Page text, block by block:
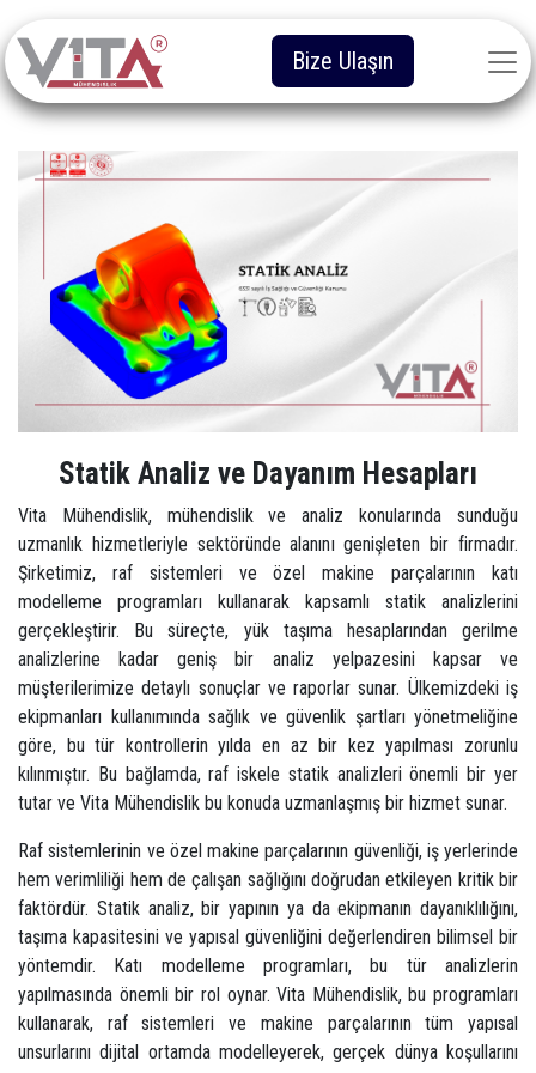
Bize Ulaşın
Statik Analiz ve Dayanım Hesapları
Vita Mühendislik, mühendislik ve analiz konularında sunduğu
uzmanlık hizmetleriyle sektöründe alanını genişleten bir firmadır.
Şirketimiz, raf sistemleri ve özel makine parçalarının katı
modelleme programları kullanarak kapsamlı statik analizlerini
gerçekleştirir. Bu süreçte, yük taşıma hesaplarından gerilme
analizlerine kadar geniş bir analiz yelpazesini kapsar ve
müşterilerimize detaylı sonuçlar ve raporlar sunar. Ülkemizdeki iş
ekipmanları kullanımında sağlık ve güvenlik şartları yönetmeliğine
göre, bu tür kontrollerin yılda en az bir kez yapılması zorunlu
kılınmıştır. Bu bağlamda, raf iskele statik analizleri önemli bir yer
tutar ve Vita Mühendislik bu konuda uzmanlaşmış bir hizmet sunar.
Raf sistemlerinin ve özel makine parçalarının güvenliği, iş yerlerinde
hem verimliliği hem de çalışan sağlığını doğrudan etkileyen kritik bir
faktördür. Statik analiz, bir yapının ya da ekipmanın dayanıklılığını,
taşıma kapasitesini ve yapısal güvenliğini değerlendiren bilimsel bir
yöntemdir. Katı modelleme programları, bu tür analizlerin
yapılmasında önemli bir rol oynar. Vita Mühendislik, bu programları
kullanarak, raf sistemleri ve makine parçalarının tüm yapısal
unsurlarını dijital ortamda modelleyerek, gerçek dünya koşullarını